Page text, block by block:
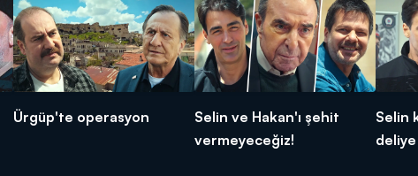
Ürgüp'te operasyon
Selin ve Hakan'ı şehit
vermeyeceğiz!
Selin